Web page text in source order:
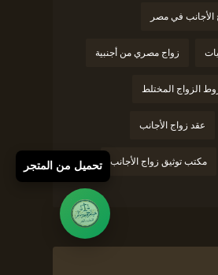
الأجانب في مصر
زواج مصري من أجنبية
الزواج المختلط
عقد زواج الأجانب
مكتب توثيق زواج الأجانب تحميل من المتجر